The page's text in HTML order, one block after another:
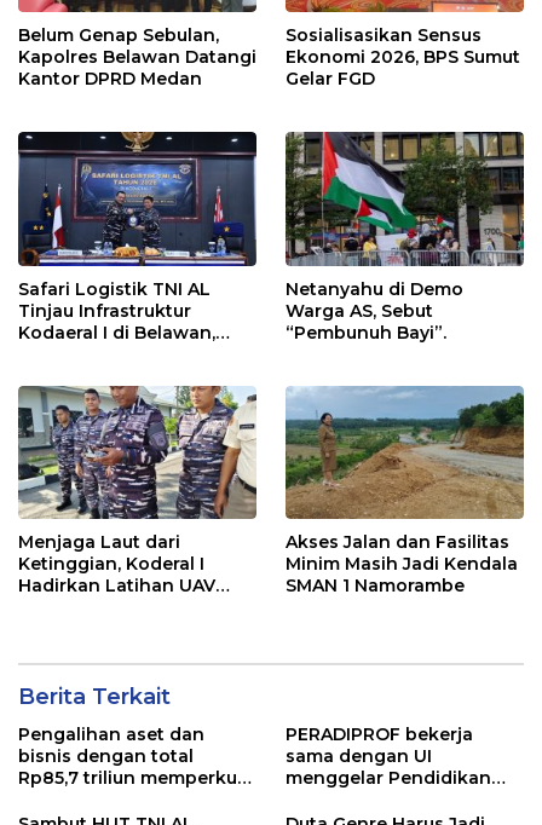
Belum Genap Sebulan,
Kapolres Belawan Datangi
Kantor DPRD Medan
Sosialisasikan Sensus
Ekonomi 2026, BPS Sumut
Gelar FGD
Safari Logistik TNI AL
Tinjau Infrastruktur
Kodaeral I di Belawan,
Netanyahu di Demo
Warga AS, Sebut
“Pembunuh Bayi”.
Menjaga Laut dari
Ketinggian, Koderal I
Hadirkan Latihan UAV
Akses Jalan dan Fasilitas
Minim Masih Jadi Kendala
SMAN 1 Namorambe
Berita Terkait
Pengalihan aset dan
bisnis dengan total
Rp85,7 triliun memperkuat
PERADIPROF bekerja
sama dengan UI
menggelar Pendidikan